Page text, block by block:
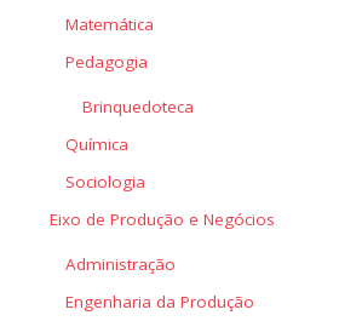
Matemática
Pedagogia
Brinquedoteca
Química
Sociologia
Eixo de Produção e Negócios
Administração
Engenharia da Produção